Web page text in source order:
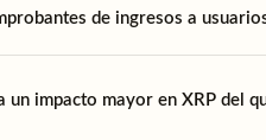
de ingresos a
un impacto mayor en XRP del